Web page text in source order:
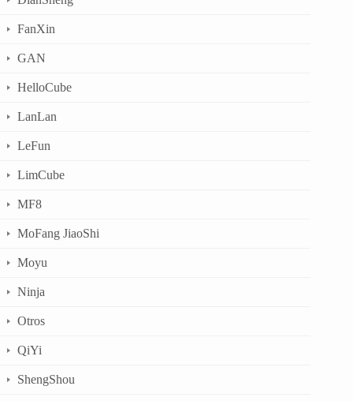
FanXin
GAN
HelloCube
LanLan
LeFun
LimCube
MF8
MoFang JiaoShi
Moyu
Ninja
Otros
QiYi
ShengShou